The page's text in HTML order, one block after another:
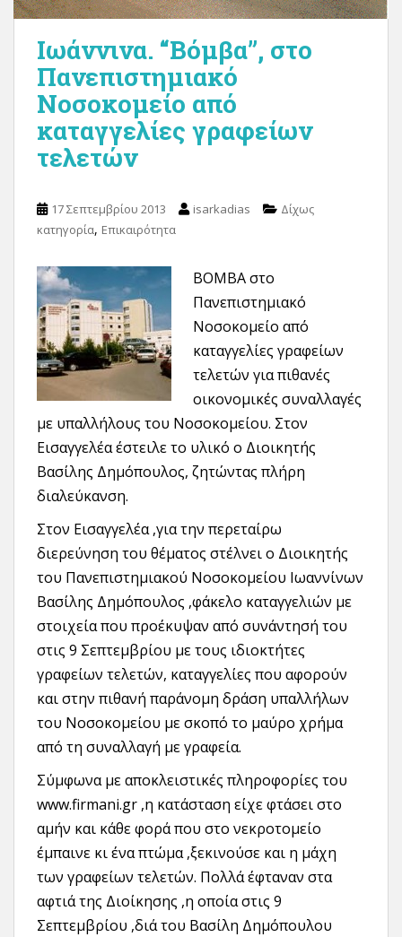
Ιωάννινα. “Βόμβα”, στο
Πανεπιστημιακό
Νοσοκομείο από
καταγγελίες γραφείων
τελετών
17 Σεπτεμβρίου 2013 isarkadias
Δίχως
κατηγορία, Επικαιρότητα
ΒΟΜΒΑ στο
Πανεπιστημιακό
Νοσοκομείο από
καταγγελίες γραφείων
τελετών για πιθανές
οικονομικές συναλλαγές
με υπαλλήλους του Νοσοκομείου. Στον
Εισαγγελέα έστειλε το υλικό ο Διοικητής
Βασίλης Δημόπουλος, ζητώντας πλήρη
διαλεύκανση.
Στον Εισαγγελέα ,για την περεταίρω
διερεύνηση του θέματος στέλνει ο Διοικητής
του Πανεπιστημιακού Νοσοκομείου Ιωαννίνων
Βασίλης Δημόπουλος ,φάκελο καταγγελιών με
στοιχεία που προέκυψαν από συνάντησή του
στις 9 Σεπτεμβρίου με τους ιδιοκτήτες
γραφείων τελετών, καταγγελίες που αφορούν
και στην πιθανή παράνομη δράση υπαλλήλων
του Νοσοκομείου με σκοπό το μαύρο χρήμα
από τη συναλλαγή με γραφεία.
Σύμφωνα με αποκλειστικές πληροφορίες του
www.firmani.gr ,η κατάσταση είχε φτάσει στο
αμήν και κάθε φορά που στο νεκροτομείο
έμπαινε κι ένα πτώμα ,ξεκινούσε και η μάχη
των γραφείων τελετών. Πολλά έφταναν στα
αφτιά της Διοίκησης ,η οποία στις 9
Σεπτεμβρίου ,διά του Βασίλη Δημόπουλου